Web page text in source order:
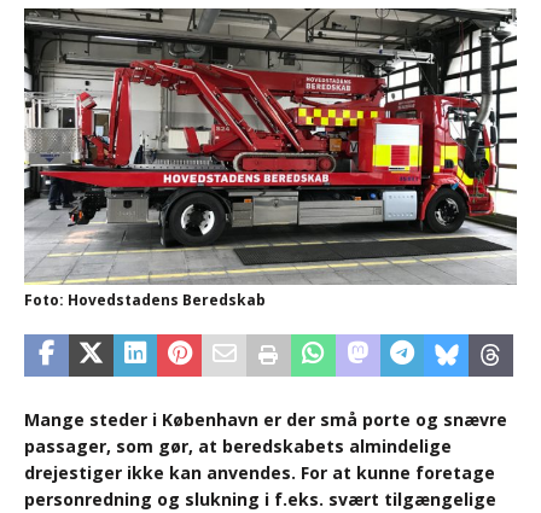
Foto: Hovedstadens Beredskab
Mange steder i København er der små porte og snævre
passager, som gør, at beredskabets almindelige
drejestiger ikke kan anvendes. For at kunne foretage
personredning og slukning i f.eks. svært tilgængelige